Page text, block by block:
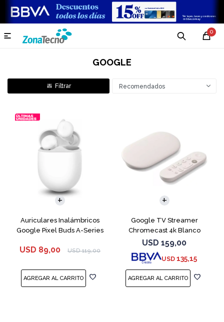
0

GOOGLE
Recomendados
Auriculares Inalámbricos
Google Pixel Buds A-Series
USD 89,00 USD 119,00
Google TV Streamer
Chromecast 4k Blanco
USD 159,00
USD 135,15